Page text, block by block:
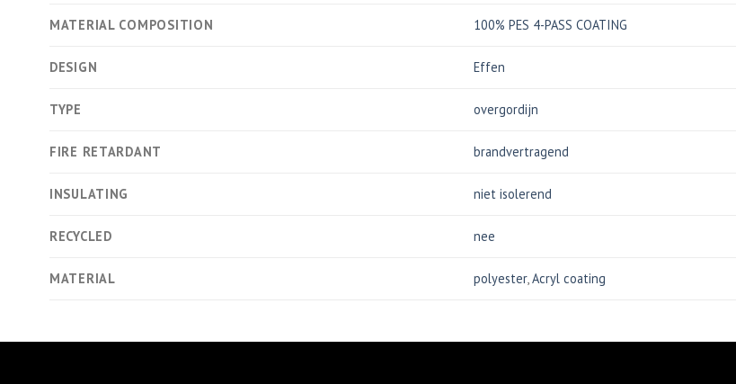
MATERIAL COMPOSITION 100% PES 4-PASS COATING
DESIGN Effen
TYPE overgordijn
FIRE RETARDANT brandvertragend
INSULATING niet isolerend
RECYCLED nee
MATERIAL polyester,Acryl coating